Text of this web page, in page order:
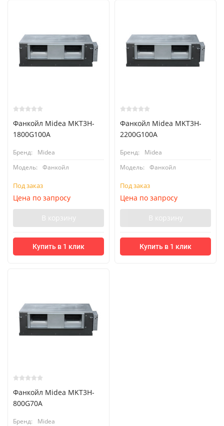
Фанкойл Midea MKT3H-
1800G100A
Бренд:
Midea
Модель:
Фанкойл
Под заказ
Цена по запросу
В корзину
Купить в 1 клик
Фанкойл Midea MKT3H-
2200G100A
Бренд:
Midea
Модель:
Фанкойл
Под заказ
Цена по запросу
В корзину
Купить в 1 клик
Фанкойл Midea MKT3H-
800G70A
Бренд:
Midea